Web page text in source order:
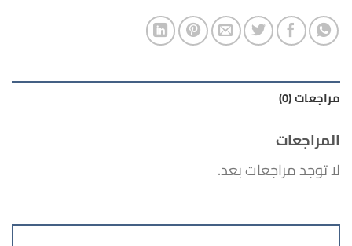
مراجعات (0)
المراجعات
لا توجد مراجعات بعد.